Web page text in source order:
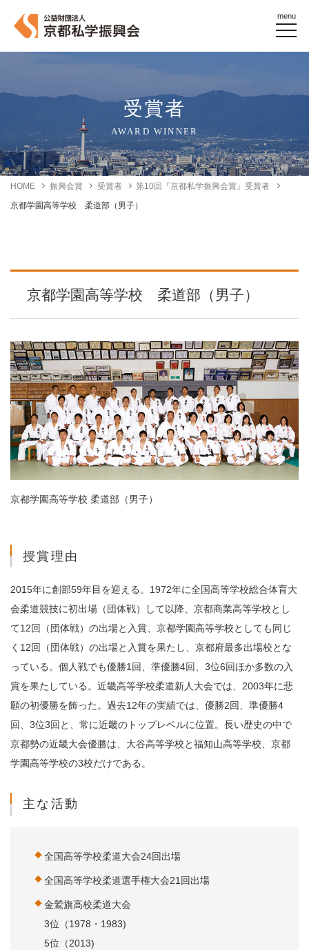
menu
受賞者
AWARD WINNER
HOME 振興会賞 受賞者
第10回『京都私学振興会賞』受賞者
京都学園高等学校 柔道部（男子）
京都学園高等学校 柔道部（男子）
京都学園高等学校 柔道部（男子）
授賞理由
2015年に創部59年目を迎える。1972年に全国高等学校総合体育大
会柔道競技に初出場（団体戦）して以降、京都商業高等学校とし
て12回（団体戦）の出場と入賞、京都学園高等学校としても同じ
く12回（団体戦）の出場と入賞を果たし、京都府最多出場校とな
っている。個人戦でも優勝1回、準優勝4回、3位6回ほか多数の入
賞を果たしている。近畿高等学校柔道新人大会では、2003年に悲
願の初優勝を飾った。過去12年の実績では、優勝2回、準優勝4
回、3位3回と、常に近畿のトップレベルに位置。長い歴史の中で
京都勢の近畿大会優勝は、大谷高等学校と福知山高等学校、京都
学園高等学校の3校だけである。
主な活動
全国高等学校柔道大会24回出場
全国高等学校柔道選手権大会21回出場
金鷲旗高校柔道大会
3位（1978・1983)
5位（2013)